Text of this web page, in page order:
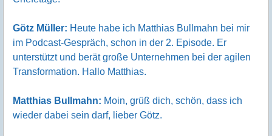
Götz Müller: Heute habe ich Matthias Bullmahn bei mir
im Podcast-Gespräch, schon in der 2. Episode. Er
unterstützt und berät große Unternehmen bei der agilen
Transformation. Hallo Matthias.
Matthias Bullmahn: Moin, grüß dich, schön, dass ich
wieder dabei sein darf, lieber Götz.